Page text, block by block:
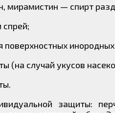
мирамистин — спирт
спрей;
поверхностных
(на случай укусов
защиты: